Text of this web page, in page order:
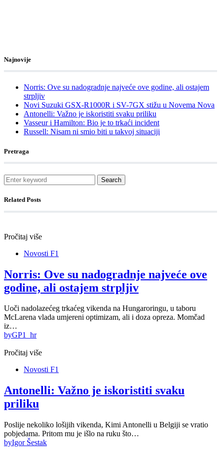
Najnovije
Norris: Ove su nadogradnje najveće ove godine, ali ostajem
strpljiv
Novi Suzuki GSX-R1000R i SV-7GX stižu u Novema Nova
Antonelli: Važno je iskoristiti svaku priliku
Vasseur i Hamilton: Bio je to trkaći incident
Russell: Nisam ni smio biti u takvoj situaciji
Pretraga
Search
Related Posts
Pročitaj više
Novosti F1
Norris: Ove su nadogradnje najveće ove
godine, ali ostajem strpljiv
Uoči nadolazećeg trkaćeg vikenda na Hungaroringu, u taboru
McLarena vlada umjereni optimizam, ali i doza opreza. Momčad
iz…
byGP1_hr
Pročitaj više
Novosti F1
Antonelli: Važno je iskoristiti svaku
priliku
Poslije nekoliko lošijih vikenda, Kimi Antonelli u Belgiji se vratio
pobjedama. Pritom mu je išlo na ruku što…
byIgor Šestak